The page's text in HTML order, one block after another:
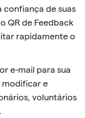
confiança de suas
QR de Feedback
rapidamente o
e-mail para sua
modificar e
voluntários